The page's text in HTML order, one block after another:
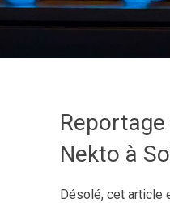
Reportage
Nekto à
Désolé, cet article